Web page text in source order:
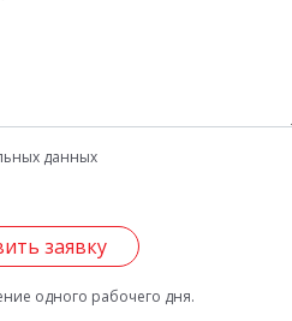
данных
заявку
одного рабочего дня.